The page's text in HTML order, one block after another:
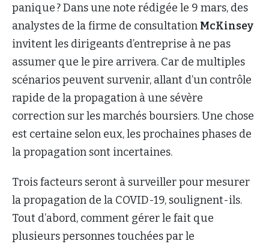
panique ? Dans une note rédigée le 9 mars, des
analystes de la firme de consultation McKinsey
invitent les dirigeants d’entreprise à ne pas
assumer que le pire arrivera. Car de multiples
scénarios peuvent survenir, allant d’un contrôle
rapide de la propagation à une sévère
correction sur les marchés boursiers. Une chose
est certaine selon eux, les prochaines phases de
la propagation sont incertaines.
Trois facteurs seront à surveiller pour mesurer
la propagation de la COVID-19, soulignent-ils.
Tout d’abord, comment gérer le fait que
plusieurs personnes touchées par le